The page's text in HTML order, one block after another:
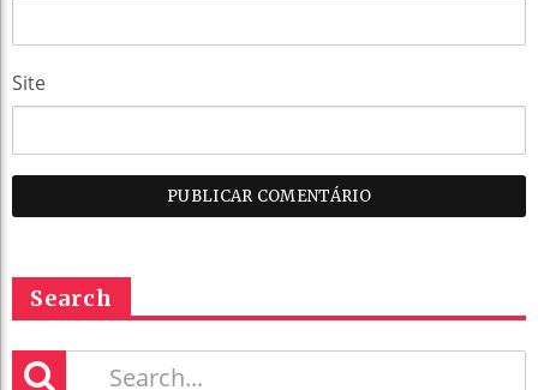
Site
Search